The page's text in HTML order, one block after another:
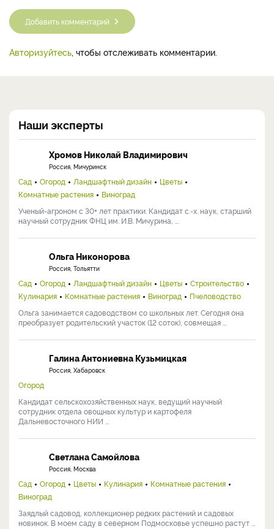
Добавить комментарий
Авторизуйтесь, чтобы отслеживать комментарии.
Наши эксперты
Хромов Николай Владимирович
Россия, Мичуринск
Сад Огород Ландшафтный дизайн
Цветы
Комнатные растения
Виноград
Ученый-агроном с 30+ лет практики. Кандидат с.-х. наук, старший
научный сотрудник ФНЦ им. И.В. Мичурина, ...
Ольга Никонорова
Россия, Тольятти
Сад Огород Ландшафтный дизайн Цветы
Строительство
Кулинария
Комнатные растения Виноград
Пчеловодство
Ольга занимается садоводством со школьных лет. Сегодня она
преобразует родительский участок (12 соток), совмещая ...
Галина Антониевна Кузьмицкая
Россия, Хабаровск
Огород
Кандидат сельскохозяйственных наук, ведущий научный
сотрудник отдела овощных культур и картофеля
Дальневосточного НИИ ...
Светлана Самойлова
Россия, Москва
Сад Огород Цветы Кулинария
Комнатные растения
Виноград
Заядлый садовод, коллекционер редких растений и садовых
новинок. В моем саду в северном Подмосковье успешно растут ...